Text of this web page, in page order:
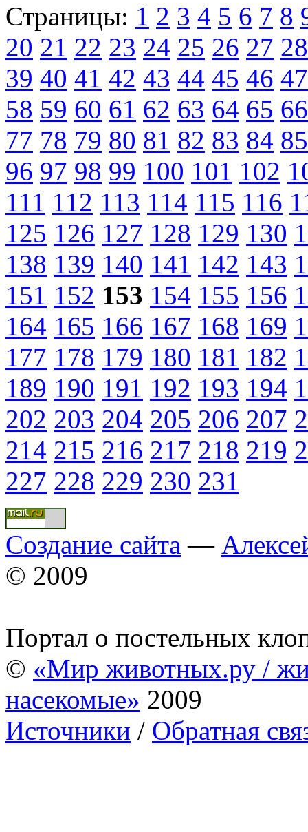
Страницы: 1 2 3 4 5 6 7 8
20 21 22 23 24 25 26 27 28
39 40 41 42 43 44 45 46 47
58 59 60 61 62 63 64 65 66
77 78 79 80 81 82 83 84 85
96 97 98 99 100 101 102
111 112 113 114 115 116
125 126 127 128 129 130
138 139 140 141 142 143
151 152 153 154 155 156
164 165 166 167 168 169
177 178 179 180 181 182
189 190 191 192 193 194
202 203 204 205 206 207
214 215 216 217 218 219
227 228 229 230 231
Создание сайта —
© 2009
Портал о постельных
© «Мир животных.ру /
насекомые» 2009
Источники / Обратная